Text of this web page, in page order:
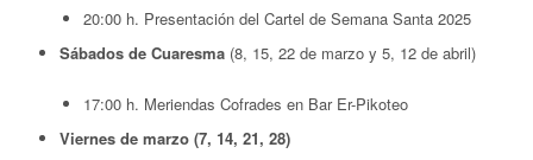
20:00 h. Presentación del Cartel de Semana Santa 2025
Sábados de Cuaresma (8, 15, 22 de marzo y 5, 12 de abril)
17:00 h. Meriendas Cofrades en Bar Er-Pikoteo
Viernes de marzo (7, 14, 21, 28)